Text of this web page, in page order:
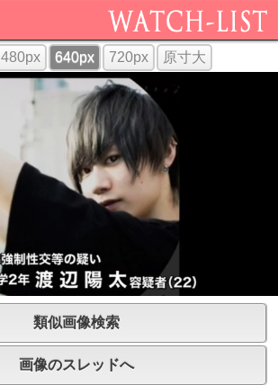
480px 640px 720px 原寸大
類似画像検索
画像のスレッドへ